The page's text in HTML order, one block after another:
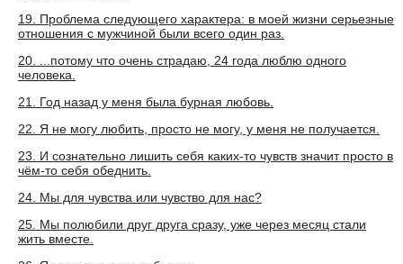
19. Проблема следующего характера: в моей жизни серьезные
отношения с мужчиной были всего один раз.
20. ...потому что очень страдаю, 24 года люблю одного
человека.
21. Год назад у меня была бурная любовь.
22. Я не могу любить, просто не могу, у меня не получается.
23. И сознательно лишить себя каких-то чувств значит просто в
чём-то себя обеднить.
24. Мы для чувства или чувство для нас?
25. Мы полюбили друг друга сразу, уже через месяц стали
жить вместе.